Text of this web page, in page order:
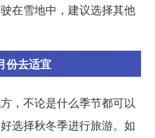
在雪地中，建议选择其他
份去适宜
，不论是什么季节都可以
选择秋冬季进行旅游。如